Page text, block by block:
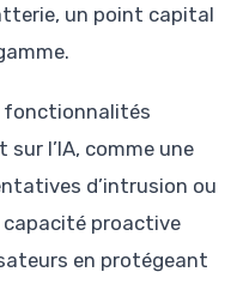
un point capital
fonctionnalités
l’IA, comme une
d’intrusion ou
capacité proactive
en protégeant